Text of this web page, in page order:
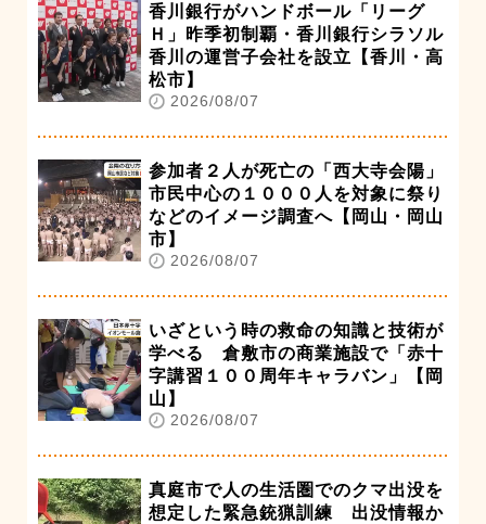
香川銀行がハンドボール「リーグ
Ｈ」昨季初制覇・香川銀行シラソル
香川の運営子会社を設立【香川・高
松市】
2026/08/07
参加者２人が死亡の「西大寺会陽」
市民中心の１０００人を対象に祭り
などのイメージ調査へ【岡山・岡山
市】
2026/08/07
いざという時の救命の知識と技術が
学べる 倉敷市の商業施設で「赤十
字講習１００周年キャラバン」【岡
山】
2026/08/07
真庭市で人の生活圏でのクマ出没を
想定した緊急銃猟訓練 出没情報か